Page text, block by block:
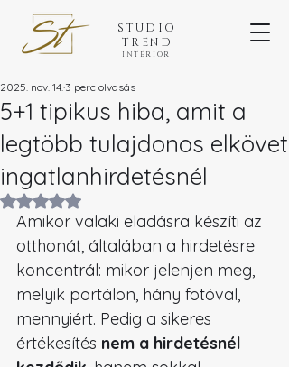
STUDIO
TREND
INTERIOR
5+1 tipikus hiba, amit a
legtöbb tulajdonos elkövet
ingatlanhirdetésnél
2025. nov. 14. 3 perc olvasás
NaN csillagot kapott az 5-ből.
Amikor valaki eladásra készíti az
otthonát, általában a hirdetésre
koncentrál: mikor jelenjen meg,
melyik portálon, hány fotóval,
mennyiért. Pedig a sikeres
értékesítés nem a hirdetésnél